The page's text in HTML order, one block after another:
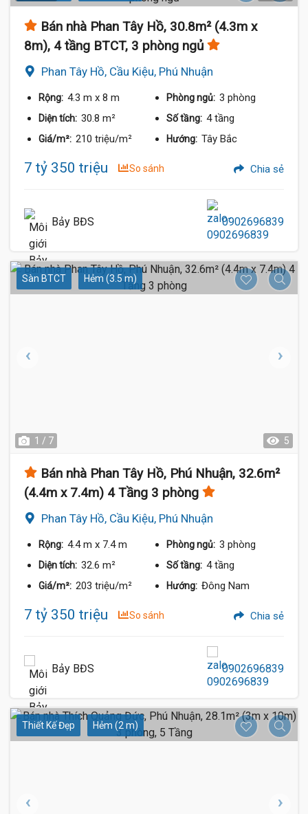
Bán nhà Phan Tây Hồ, 30.8m² (4.3m x
8m), 4 tầng BTCT, 3 phòng ngủ
Phan Tây Hồ, Cầu Kiệu, Phú Nhuận
Rộng: 4.3 m x 8 m Phòng ngủ: 3 phòng
Diện tích: 30.8 m² Số tầng: 4 tầng
Giá/m²: 210 triệu/m² Hướng: Tây Bắc
7 tỷ 350 triệu So sánh Chia sẻ
Bảy BĐS 0902696839
Sàn BTCT Hẻm (3.5 m)
1 / 7 5
Bán nhà Phan Tây Hồ, Phú Nhuận, 32.6m²
(4.4m x 7.4m) 4 Tầng 3 phòng
Phan Tây Hồ, Cầu Kiệu, Phú Nhuận
Rộng: 4.4 m x 7.4 m Phòng ngủ: 3 phòng
Diện tích: 32.6 m² Số tầng: 4 tầng
Giá/m²: 203 triệu/m² Hướng: Đông Nam
7 tỷ 350 triệu So sánh Chia sẻ
Bảy BĐS 0902696839
Thiết Kế Đẹp Hẻm (2 m)